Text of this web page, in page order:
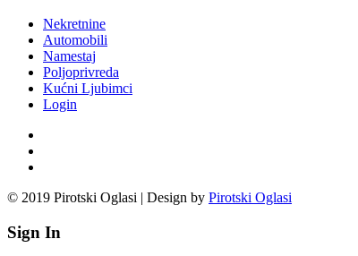
Nekretnine
Automobili
Namestaj
Poljoprivreda
Kućni Ljubimci
Login
© 2019 Pirotski Oglasi | Design by Pirotski Oglasi
Sign In